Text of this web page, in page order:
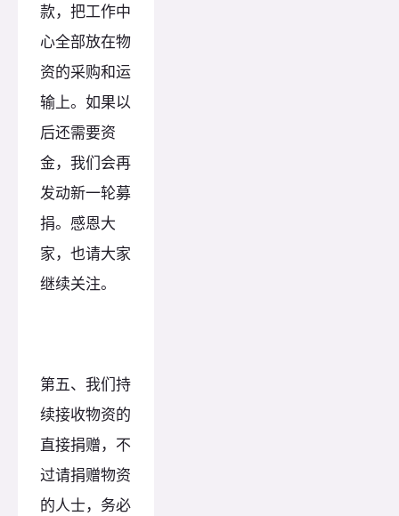
款，把工作中
心全部放在物
资的采购和运
输上。如果以
后还需要资
金，我们会再
发动新一轮募
捐。感恩大
家，也请大家
继续关注。
第五、我们持
续接收物资的
直接捐赠，不
过请捐赠物资
的人士，务必